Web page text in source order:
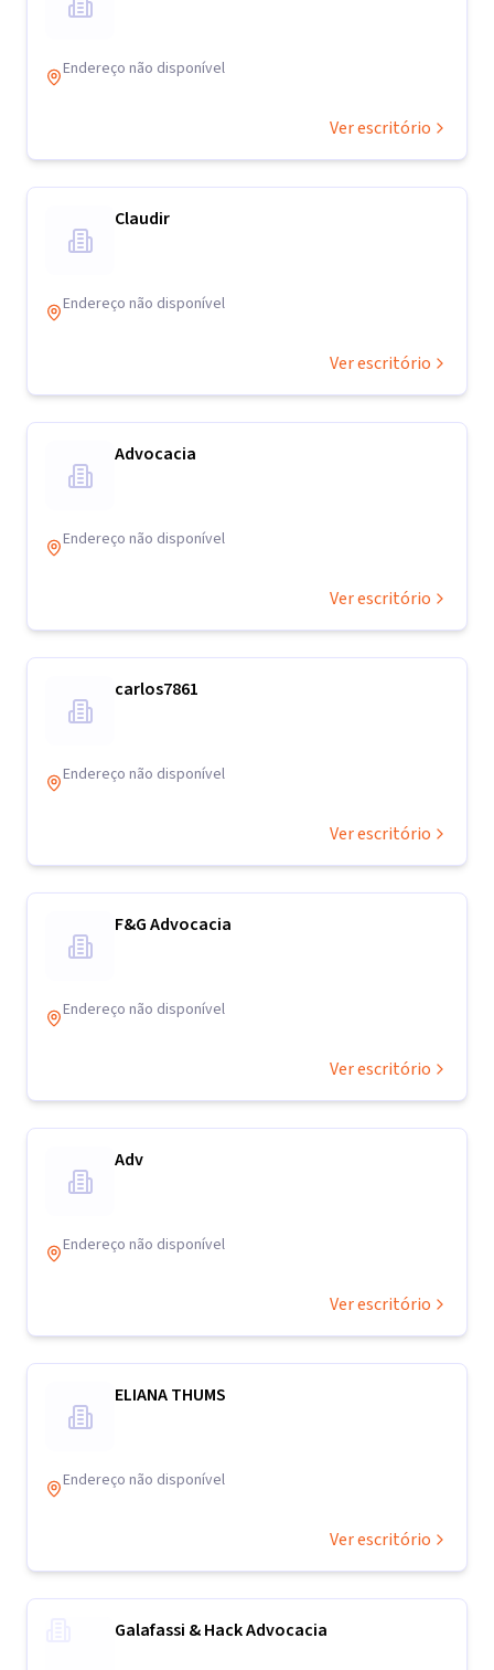
Endereço não disponível
Ver escritório
Claudir
Endereço não disponível
Ver escritório
Advocacia
Endereço não disponível
Ver escritório
carlos7861
Endereço não disponível
Ver escritório
F&G Advocacia
Endereço não disponível
Ver escritório
Adv
Endereço não disponível
Ver escritório
ELIANA THUMS
Endereço não disponível
Ver escritório
Galafassi & Hack Advocacia